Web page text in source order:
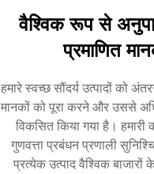
वैश्विक रूप से
प्रमाणित
हमारे स्वच्छ सौंदर्य उत्पादों को
मानकों को पूरा करने और उससे
विकसित किया गया है। हमारी
गुणवत्ता प्रबंधन प्रणाली
प्रत्येक उत्पाद वैश्विक बाजारों